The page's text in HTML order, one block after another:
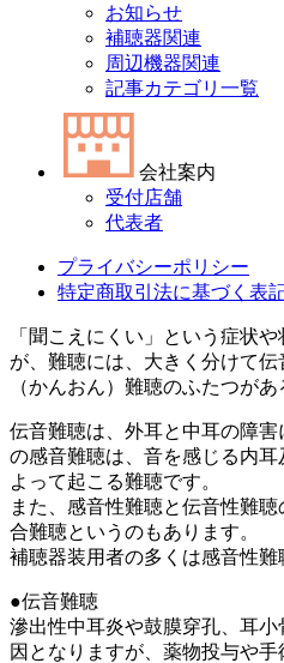
お知らせ
補聴器関連
周辺機器関連
記事カテゴリ一覧
会社案内
受付店舗
代表者
プライバシーポリシー
特定商取引法に基づく表
「聞こえにくい」という症状
が、難聴には、大きく分けて
（かんおん）難聴のふたつが
伝音難聴は、外耳と中耳の障
の感音難聴は、音を感じる内
よって起こる難聴です。
また、感音性難聴と伝音性難
合難聴というのもあります。
補聴器装用者の多くは感音性難
●伝音難聴
滲出性中耳炎や鼓膜穿孔、耳
因となりますが、薬物投与や